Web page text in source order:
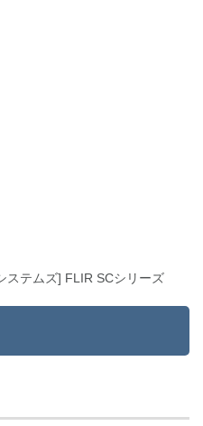
ステムズ] FLIR SCシリーズ